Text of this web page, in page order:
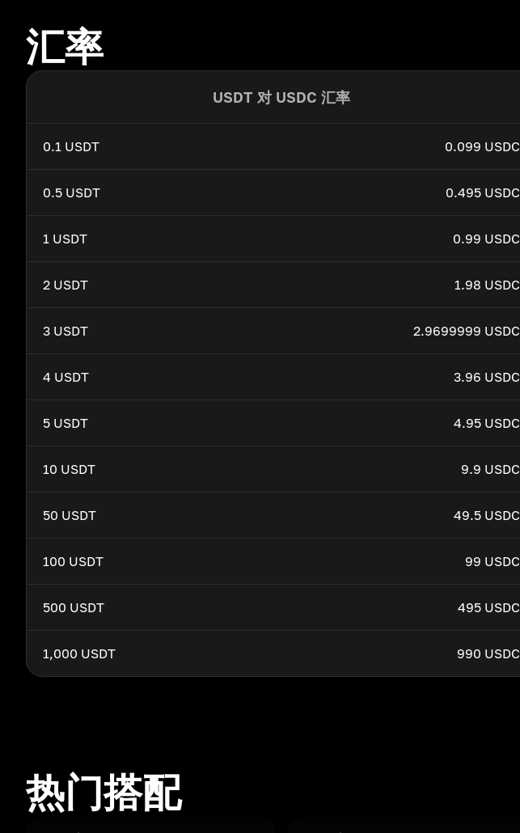
汇率
USDT 对 USDC 汇率
0.1 USDT 0.099 USDC
0.5 USDT 0.495 USDC
1 USDT 0.99 USDC
2 USDT 1.98 USDC
3 USDT 2.9699999 USDC
4 USDT 3.96 USDC
5 USDT 4.95 USDC
10 USDT 9.9 USDC
50 USDT 49.5 USDC
100 USDT 99 USDC
500 USDT 495 USDC
1,000 USDT 990 USDC
热门搭配